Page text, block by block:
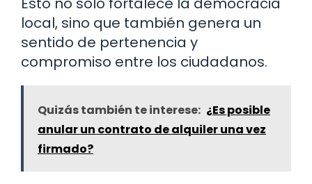
local, sino que también genera un
sentido de pertenencia y
compromiso entre los ciudadanos.
Quizás también te interese: ¿Es posible
anular un contrato de alquiler una vez
firmado?